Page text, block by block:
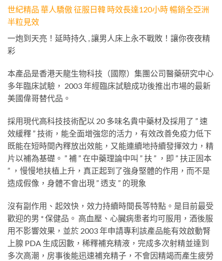
世紀精品 華人驕傲 征服日韓 時效長達120小時 暢銷全亞洲
半粒見效
一炮到天亮！延時持久 , 讓男人床上永不戰敗！讓你夜夜精
彩
本產品是香港天龍生物科技（國際）集團公司醫藥研究中心
多年臨床試驗， 2003 年經臨床試驗成功後推出市場的最新
美國偉哥替代品。
採用現代高科技技術配以 20 多味名貴中藥材及採用了 ” 速
效緩釋 ” 技術，能全面增強您的活力，有效改善免疫力低下
既能在短時間內釋放出效能，又能連續地持續發揮效力，精
片以補為基礎。 ” 補 ” 在中藥理論中叫 ” 扶 ” ，即 ” 扶正固本
” ，慢慢地扶植上升，真正起到了強身堅體的作用，而不是
造成假像，身體不會出現 ” 透支 ” 的現象
沒有副作用、起效快，效力持續時間長等特點。是目前最受
歡迎的男 * 保健品。 高血壓、心臟病患者均可服用，酒後服
用不影響效果，並於 2003 年申請專利該產品能有效啟動腎
上腺 PDA 生成因數，稀釋補充精液，完成多次射精並達到
多次高潮，房事後能迅速補充精子，不會因精竭而產生疲勞